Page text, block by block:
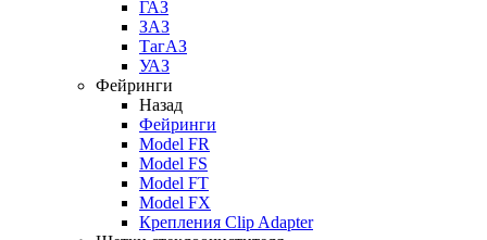
ГАЗ
ЗАЗ
ТагАЗ
УАЗ
Фейринги
Назад
Фейринги
Model FR
Model FS
Model FT
Model FX
Крепления Clip Adapter